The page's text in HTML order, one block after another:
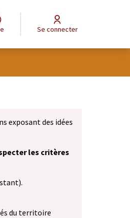
Se connecter
exposant des idées
les critères
du territoire